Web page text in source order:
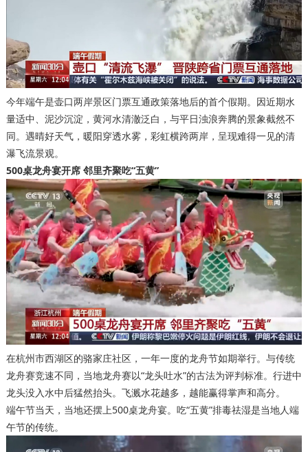
今年端午是壶口两岸景区门票互通政策落地后的首个假期。因近期水
量适中、泥沙沉淀，黄河水清澈泛白，与平日浊浪奔腾的景象截然不
同。遇晴好天气，暖阳穿透水雾，彩虹横跨两岸，呈现难得一见的清
瀑飞流景观。
500桌龙舟宴开席 邻里齐聚吃“五黄”
在杭州市西湖区的骆家庄社区，一年一度的龙舟节如期举行。与传统
龙舟赛竞速不同，当地龙舟赛以“龙头吐水”的古法为评判标准。行进中
龙头没入水中后猛然抬头。飞溅水花越多，越能赢得掌声和高分。
端午节当天，当地还摆上500桌龙舟宴。吃“五黄”排毒祛湿是当地人端
午节的传统。